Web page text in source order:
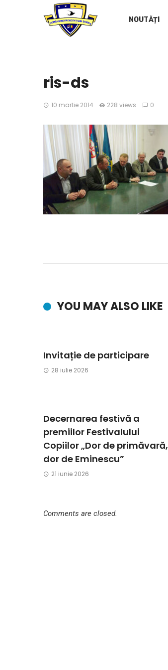
NOUTĂȚI
ris-ds
10 martie 2014 228 views 0
YOU MAY ALSO LIKE
Invitație de participare
28 iulie 2026
Decernarea festivă a
premiilor Festivalului
Copiilor „Dor de primăvară,
dor de Eminescu”
21 iunie 2026
Comments are closed.